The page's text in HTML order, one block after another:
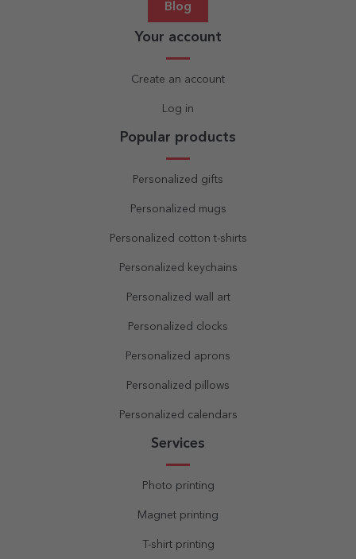
Blog
Your account
Create an account
Log in
Popular products
Personalized gifts
Personalized mugs
Personalized cotton t-shirts
Personalized keychains
Personalized wall art
Personalized clocks
Personalized aprons
Personalized pillows
Personalized calendars
Services
Photo printing
Magnet printing
T-shirt printing